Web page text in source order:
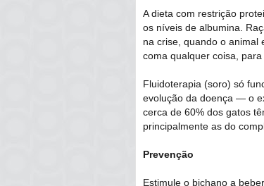
A dieta com restrição
os níveis de albumina.
na crise, quando o animal
coma qualquer coisa,
Fluidoterapia (soro) só
evolução da doença ― o
cerca de 60% dos gatos
principalmente as do
Prevenção
Estimule o bichano a